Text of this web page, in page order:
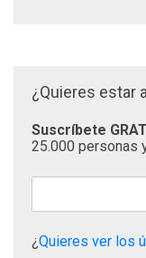
¿Quieres estar
Suscríbete
25.000 personas
¿Quieres ver los